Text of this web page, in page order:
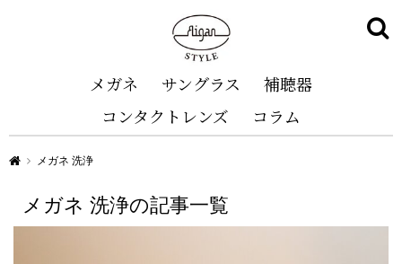
メガネ サングラス
補聴器
コンタクトレンズ
コラム
Aigan STYLE（メガネ・めがね）
メガネ 洗浄
メガネ 洗浄の記事一覧